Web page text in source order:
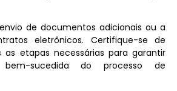
de documentos adicionais ou a
eletrônicos. Certifique-se de
etapas necessárias para garantir
sucedida do processo de